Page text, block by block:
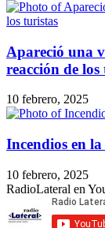
Apareció una
reacción de los
10 febrero, 2025
Incendios en
10 febrero, 2025
RadioLateral en